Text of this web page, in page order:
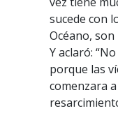
sucede con
Océano,
Y aclaró:
porque las
comenzara